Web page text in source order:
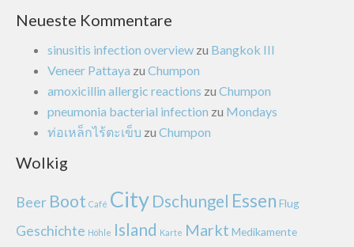
Neueste Kommentare
sinusitis infection overview zu Bangkok III
Veneer Pattaya zu Chumpon
amoxicillin allergic reactions zu Chumpon
pneumonia bacterial infection zu Mondays
ท่อเหล็กไร้ตะเข็บ zu Chumpon
Wolkig
Beer Boot Café City Dschungel Essen Flug
Geschichte Höhle Island Karte Markt Medikamente